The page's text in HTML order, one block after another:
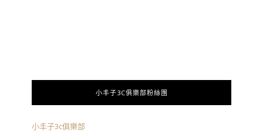
小丰子3C俱樂部粉絲團
小丰子3c俱樂部